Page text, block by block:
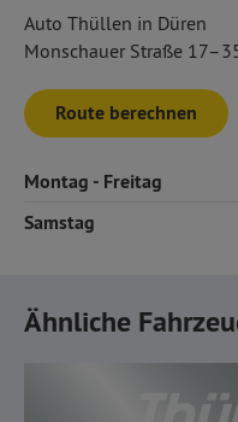
Auto Thüllen in Düren
Monschauer Straße
Route berechnen
Montag - Freitag
Samstag
Ähnliche